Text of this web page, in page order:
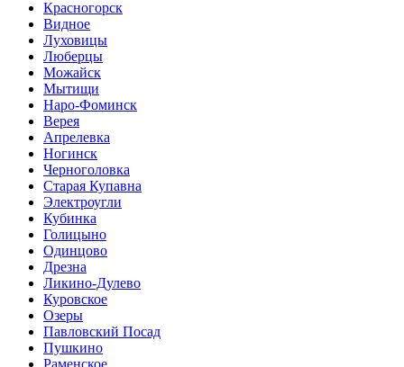
Красногорск
Видное
Луховицы
Люберцы
Можайск
Мытищи
Наро-Фоминск
Верея
Апрелевка
Ногинск
Черноголовка
Старая Купавна
Электроугли
Кубинка
Голицыно
Одинцово
Дрезна
Ликино-Дулево
Куровское
Озеры
Павловский Посад
Пушкино
Раменское